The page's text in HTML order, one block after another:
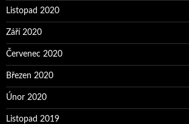
Listopad 2020
Září 2020
Červenec 2020
Březen 2020
Únor 2020
Listopad 2019